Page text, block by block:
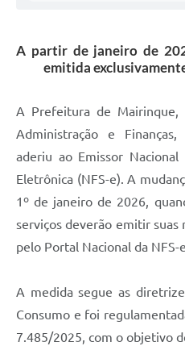
A partir de janeiro de
emitida
A Prefeitura de Mairinque,
Administração e
aderiu ao Emissor
Eletrônica (NFS-e). A
1º de janeiro de 2026,
serviços deverão emitir suas
pelo Portal Nacional da NFS-
A medida segue as
Consumo e foi
7.485/2025, com o objetivo